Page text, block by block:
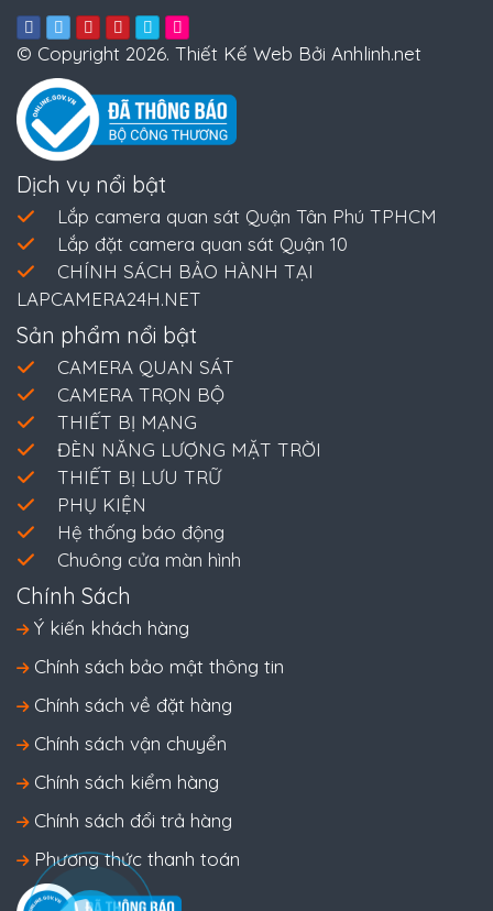
© Copyright 2026. Thiết Kế Web Bởi Anhlinh.net
Dịch vụ nổi bật
Lắp camera quan sát Quận Tân Phú TPHCM
Lắp đặt camera quan sát Quận 10
CHÍNH SÁCH BẢO HÀNH TẠI
LAPCAMERA24H.NET
Sản phẩm nổi bật
CAMERA QUAN SÁT
CAMERA TRỌN BỘ
THIẾT BỊ MẠNG
ĐÈN NĂNG LƯỢNG MẶT TRỜI
THIẾT BỊ LƯU TRỮ
PHỤ KIỆN
Hệ thống báo động
Chuông cửa màn hình
Chính Sách
Ý kiến khách hàng
Chính sách bảo mật thông tin
Chính sách về đặt hàng
Chính sách vận chuyển
Chính sách kiểm hàng
Chính sách đổi trả hàng
Phương thức thanh toán